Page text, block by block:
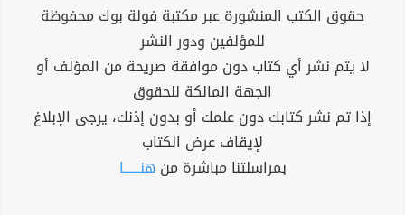
حقوق الكتب المنشورة عبر مكتبة فولة بوك محفوظة
للمؤلفين ودور النشر
لا يتم نشر أي كتاب دون موافقة صريحة من المؤلف أو
الجهة المالكة للحقوق
إذا تم نشر كتابك دون علمك أو بدون إذنك، يرجى الإبلاغ
لإيقاف عرض الكتاب
بمراسلتنا مباشرة من هنــــــا